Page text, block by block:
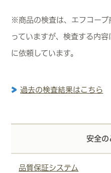
※商品の検査は、エフコープ
っていますが、検査する内
に依頼しています。
過去の検査結果はこちら
安全の
品質保証システム